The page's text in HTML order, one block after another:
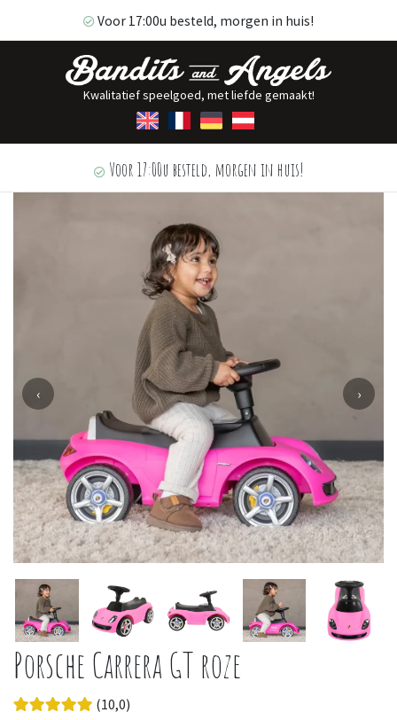
Voor 17:00u besteld, morgen in huis!
Kwalitatief speelgoed, met liefde gemaakt!
Voor 17:00u besteld, morgen in huis!
‹ ›
Porsche Carrera GT roze
(10,0)